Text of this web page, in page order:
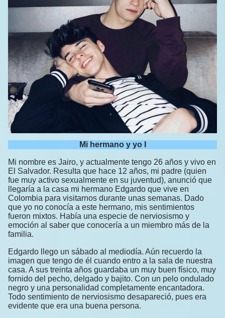
Mi hermano y yo I
Mi nombre es Jairo, y actualmente tengo 26 años y vivo en
El Salvador. Resulta que hace 12 años, mi padre (quien
fue muy activo sexualmente en su juventud), anunció que
llegaría a la casa mi hermano Edgardo que vive en
Colombia para visitarnos durante unas semanas. Dado
que yo no conocía a este hermano, mis sentimientos
fueron mixtos. Había una especie de nerviosismo y
emoción al saber que conocería a un miembro más de la
familia.
Edgardo llego un sábado al mediodía. Aún recuerdo la
imagen que tengo de él cuando entro a la sala de nuestra
casa. A sus treinta años guardaba un muy buen físico, muy
fornido del pecho, delgado y bajito. Con un pelo ondulado
negro y una personalidad completamente encantadora.
Todo sentimiento de nerviosismo desapareció, pues era
evidente que era una buena persona.